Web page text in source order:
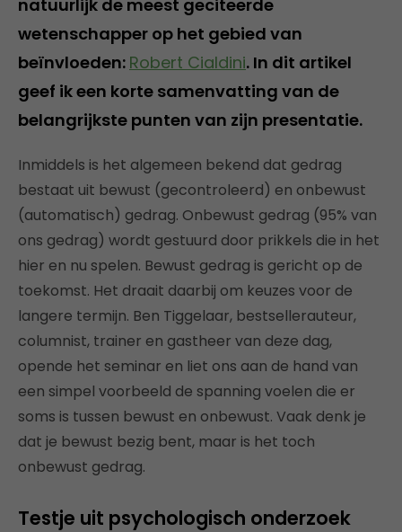
natuurlijk de meest geciteerde
wetenschapper op het gebied van
beïnvloeden: Robert Cialdini. In dit artikel
geef ik een korte samenvatting van de
belangrijkste punten van zijn presentatie.
Inmiddels is het algemeen bekend dat gedrag
bestaat uit bewust (gecontroleerd) en onbewust
(automatisch) gedrag. Onbewust gedrag (95% van
ons gedrag) wordt gestuurd door prikkels die in het
hier en nu spelen. Bewust gedrag is gericht op de
toekomst. Het draait daarbij om keuzes voor de
langere termijn. Ben Tiggelaar, bestsellerauteur,
columnist, trainer en gastheer van deze dag,
opende het seminar en liet ons aan de hand van
een simpel voorbeeld de spanning voelen die er
soms is tussen bewust en onbewust. Vaak denk je
dat je bewust bezig bent, maar is het toch
onbewust gedrag.
Testje uit psychologisch onderzoek